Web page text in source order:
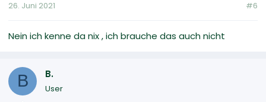
26. Juni 2021 #6
Nein ich kenne da nix , ich brauche das auch nicht
B B.
User